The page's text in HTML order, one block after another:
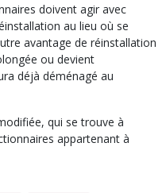
doivent agir avec
au lieu où se
avantage de réinstallation
ou devient
déjà déménagé au
qui se trouve à
appartenant à